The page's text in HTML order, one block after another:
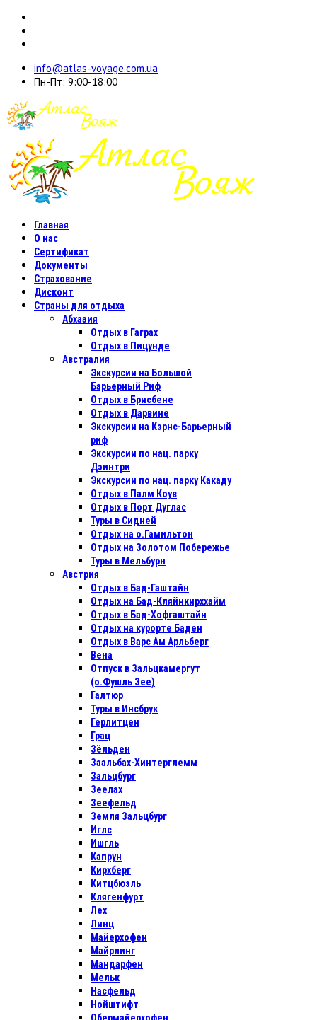
info@atlas-voyage.com.ua
Пн-Пт: 9:00-18:00
Главная
О нас
Сертификат
Документы
Страхование
Дисконт
Страны для отдыха
Абхазия
Отдых в Гаграх
Отдых в Пицунде
Австралия
Экскурсии на Большой
Барьерный Риф
Отдых в Бриcбене
Отдых в Дарвине
Экскурсии на Кэрнс-Барьерный
риф
Экскурсии по нац. парку
Дэинтри
Экскурсии по нац. парку Какаду
Отдых в Палм Коув
Отдых в Порт Дуглас
Туры в Сидней
Отдых на о.Гамильтон
Отдых на Золотом Побережье
Туры в Мельбурн
Австрия
Отдых в Бад-Гаштайн
Отдых на Бад-Кляйнкирххайм
Отдых в Бад-Хофгаштайн
Отдых на курорте Баден
Отдых в Варс Ам Арльберг
Вена
Отпуск в Зальцкамергут
(о.Фушль Зее)
Галтюр
Туры в Инсбрук
Герлитцен
Грац
Зёльден
Заальбах-Хинтерглемм
Зальцбург
Зеелах
Зеефельд
Земля Зальцбург
Иглс
Ишгль
Капрун
Кирхберг
Китцбюэль
Клягенфурт
Лех
Линц
Майерхофен
Майрлинг
Мандарфен
Мельк
Насфельд
Нойштифт